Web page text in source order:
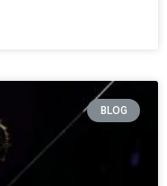
BLOG